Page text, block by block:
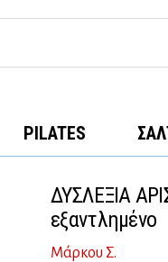
PILATES
ΔΥΣΛΕΞΙΑ
εξαντλημένο
Μάρκου Σ.